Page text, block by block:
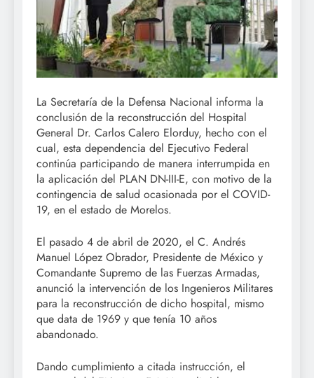
La Secretaría de la Defensa Nacional informa la
conclusión de la reconstrucción del Hospital
General Dr. Carlos Calero Elorduy, hecho con el
cual, esta dependencia del Ejecutivo Federal
continúa participando de manera interrumpida en
la aplicación del PLAN DN-III-E, con motivo de la
contingencia de salud ocasionada por el COVID-
19, en el estado de Morelos.
El pasado 4 de abril de 2020, el C. Andrés
Manuel López Obrador, Presidente de México y
Comandante Supremo de las Fuerzas Armadas,
anunció la intervención de los Ingenieros Militares
para la reconstrucción de dicho hospital, mismo
que data de 1969 y que tenía 10 años
abandonado.
Dando cumplimiento a citada instrucción, el